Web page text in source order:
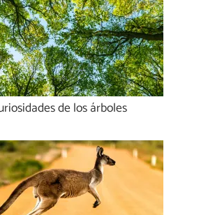
de los árboles